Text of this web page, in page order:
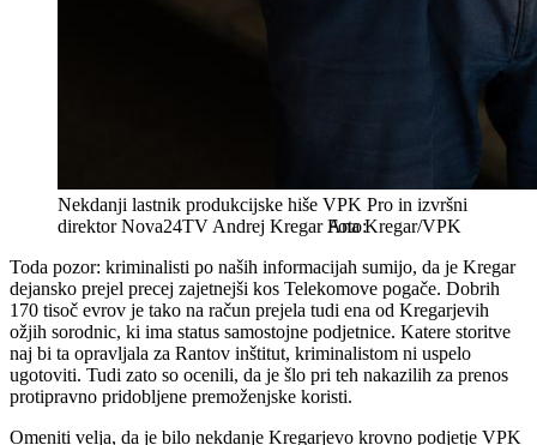
Nekdanji lastnik produkcijske hiše VPK Pro in izvršni
direktor Nova24TV Andrej KregarAna Kregar/VPK
Toda pozor: kriminalisti po naših informacijah sumijo, da je Kregar
dejansko prejel precej zajetnejši kos Telekomove pogače. Dobrih
170 tisoč evrov je tako na račun prejela tudi ena od Kregarjevih
ožjih sorodnic, ki ima status samostojne podjetnice. Katere storitve
naj bi ta opravljala za Rantov inštitut, kriminalistom ni uspelo
ugotoviti. Tudi zato so ocenili, da je šlo pri teh nakazilih za prenos
protipravno pridobljene premoženjske koristi.
Omeniti velja, da je bilo nekdanje Kregarjevo krovno podjetje VPK